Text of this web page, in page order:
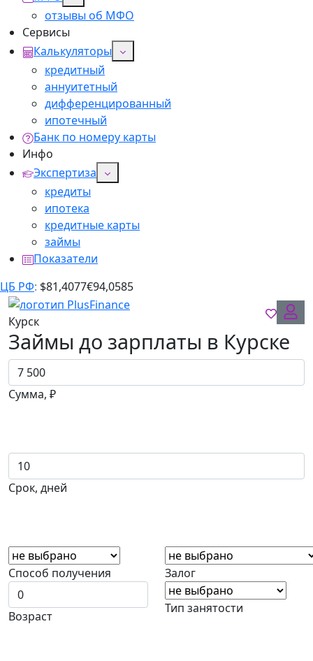
отзывы об МФО
Сервисы
Калькуляторы
кредитный
аннуитетный
дифференцированный
ипотечный
Банк по номеру карты
Инфо
Экспертиза
кредиты
ипотека
кредитные карты
займы
Показатели
ЦБ РФ: $81,4077€94,0585
Курск
Займы до зарплаты в Курске
Сумма, ₽
Срок, дней
Способ получения Залог
Возраст
Тип занятости